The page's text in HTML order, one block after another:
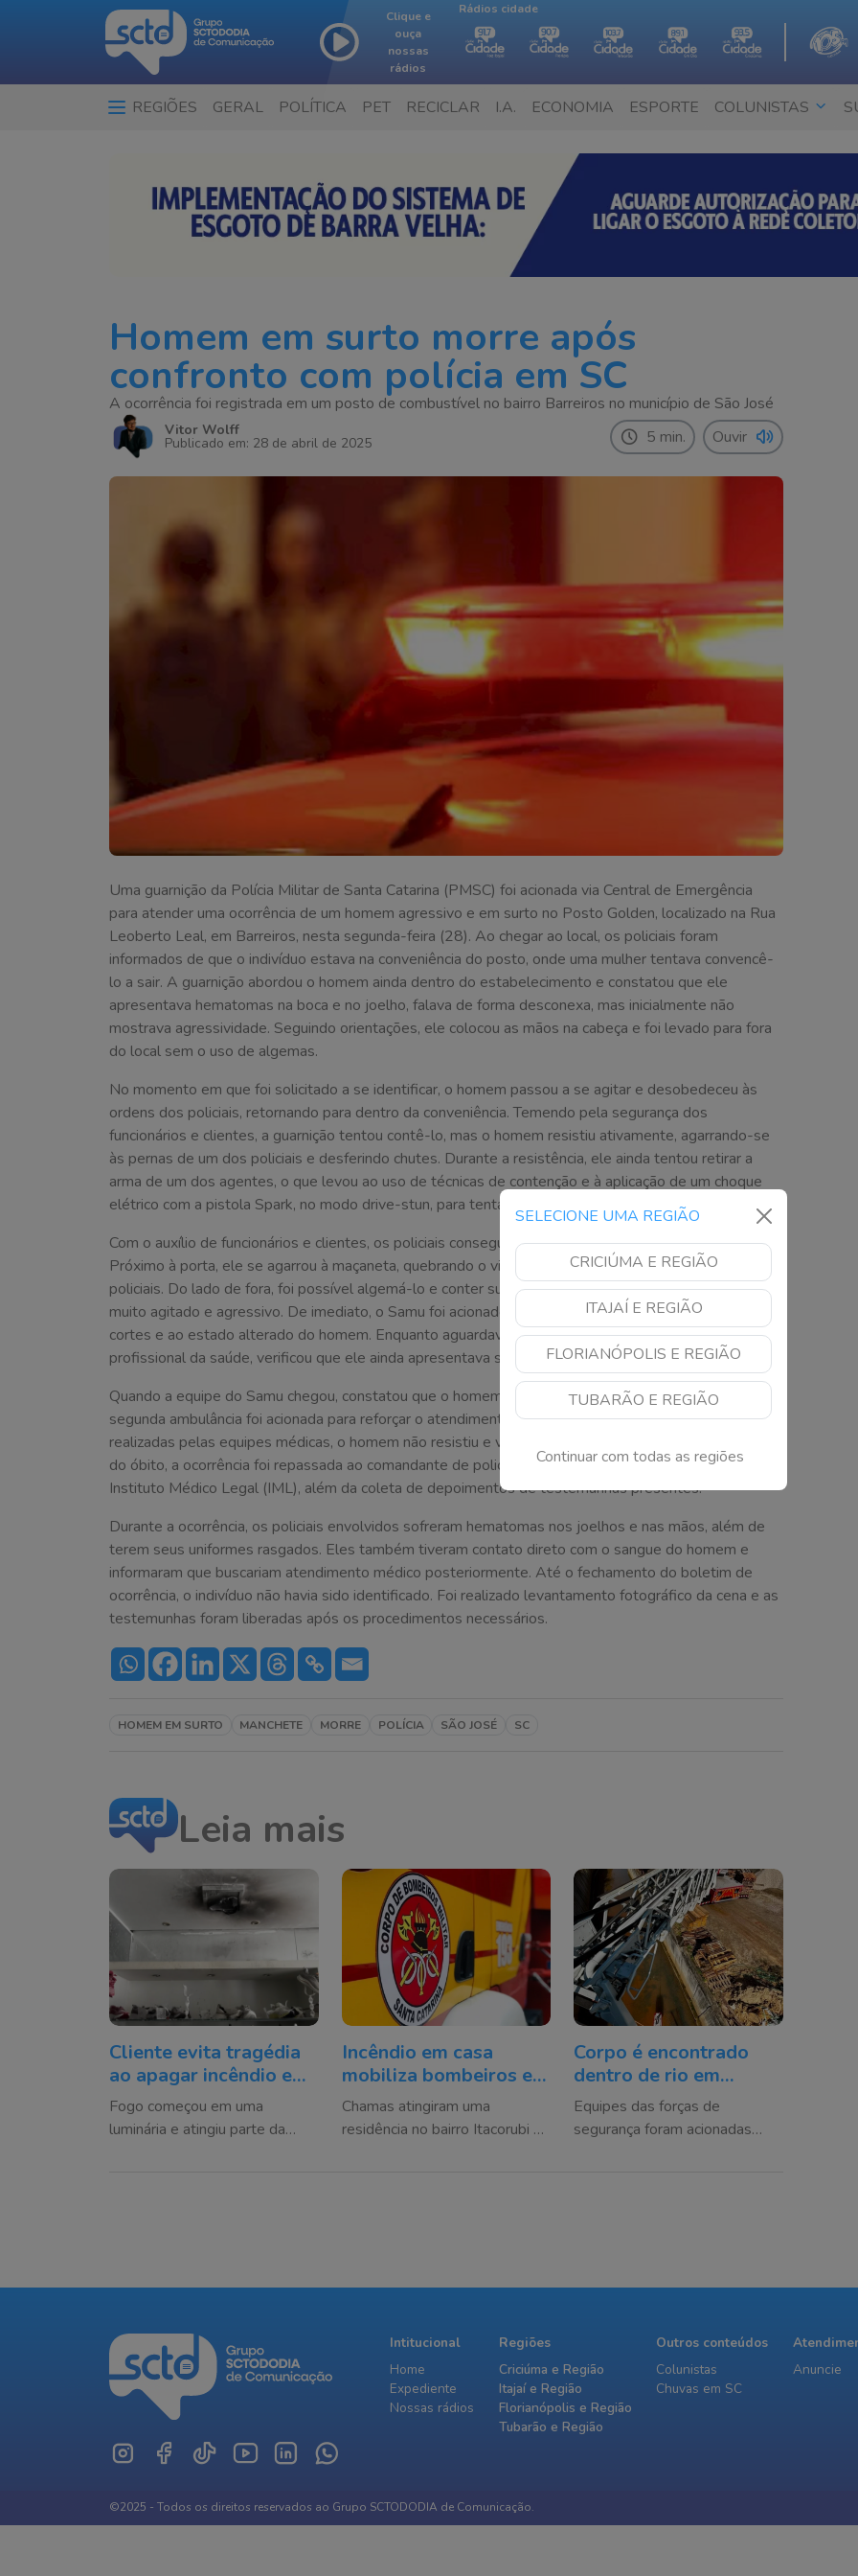
Clique e
ouça
nossas
rádios
Rádios cidade
REGIÕES GERAL POLÍTICA PET RECICLAR I.A. ECONOMIA ESPORTE COLUNISTAS
SELECIONE UMA REGIÃO
CRICIÚMA E REGIÃO
ITAJAÍ E REGIÃO
FLORIANÓPOLIS E REGIÃO
TUBARÃO E REGIÃO
Continuar com todas as regiões
Homem em surto morre após
confronto com polícia em SC
A ocorrência foi registrada em um posto de combustível no bairro Barreiros no município de São José
Vitor Wolff
Publicado em: 28 de abril de 2025 5 min. Ouvir
Uma guarnição da Polícia Militar de Santa Catarina (PMSC) foi acionada via Central de Emergência
para atender uma ocorrência de um homem agressivo e em surto no Posto Golden, localizado na Rua
Leoberto Leal, em Barreiros, nesta segunda-feira (28). Ao chegar ao local, os policiais foram
informados de que o indivíduo estava na conveniência do posto, onde uma mulher tentava convencê-
lo a sair. A guarnição abordou o homem ainda dentro do estabelecimento e constatou que ele
apresentava hematomas na boca e no joelho, falava de forma desconexa, mas inicialmente não
mostrava agressividade. Seguindo orientações, ele colocou as mãos na cabeça e foi levado para fora
do local sem o uso de algemas.
No momento em que foi solicitado a se identificar, o homem passou a se agitar e desobedeceu às
ordens dos policiais, retornando para dentro da conveniência. Temendo pela segurança dos
funcionários e clientes, a guarnição tentou contê-lo, mas o homem resistiu ativamente, agarrando-se
às pernas de um dos policiais e desferindo chutes. Durante a resistência, ele ainda tentou retirar a
arma de um dos agentes, o que levou ao uso de técnicas de contenção e à aplicação de um choque
elétrico com a pistola Spark, no modo drive-stun, para tentar controlá-lo.
Com o auxílio de funcionários e clientes, os policiais conseguiram retirar o homem da conveniência.
Próximo à porta, ele se agarrou à maçaneta, quebrando o vidro e causando cortes em si próprio e nos
policiais. Do lado de fora, foi possível algemá-lo e conter suas pernas, pois o indivíduo continuava
muito agitado e agressivo. De imediato, o Samu foi acionado para atendimento médico devido aos
cortes e ao estado alterado do homem. Enquanto aguardavam, um terceiro, que se apresentou como
profissional da saúde, verificou que ele ainda apresentava sinais vitais.
Quando a equipe do Samu chegou, constatou que o homem estava entrando em parada cardíaca. Uma
segunda ambulância foi acionada para reforçar o atendimento. Apesar das manobras de ressuscitação
realizadas pelas equipes médicas, o homem não resistiu e veio a óbito no local. Após a constatação
do óbito, a ocorrência foi repassada ao comandante de policiamento do dia, à Polícia Civil e ao
Instituto Médico Legal (IML), além da coleta de depoimentos de testemunhas presentes.
Durante a ocorrência, os policiais envolvidos sofreram hematomas nos joelhos e nas mãos, além de
terem seus uniformes rasgados. Eles também tiveram contato direto com o sangue do homem e
informaram que buscariam atendimento médico posteriormente. Até o fechamento do boletim de
ocorrência, o indivíduo não havia sido identificado. Foi realizado levantamento fotográfico da cena e as
testemunhas foram liberadas após os procedimentos necessários.
HOMEM EM SURTO MANCHETE MORRE POLÍCIA SÃO JOSÉ SC
Leia mais
Cliente evita tragédia
ao apagar incêndio em
loja no Centro de
Criciúma
Fogo começou em uma
luminária e atingiu parte da
Incêndio em casa
mobiliza bombeiros e
vítima é resgatada em
Florianópolis
Chamas atingiram uma
residência no bairro Itacorubi na
Corpo é encontrado
dentro de rio em
Criciúma
Equipes das forças de
segurança foram acionadas
Intitucional
Home
Expediente
Nossas rádios
Regiões
Criciúma e Região
Itajaí e Região
Florianópolis e Região
Tubarão e Região
Outros conteúdos
Colunistas
Chuvas em SC
Anuncie
©2025 - Todos os direitos reservados ao Grupo SCTODODIA de Comunicação.